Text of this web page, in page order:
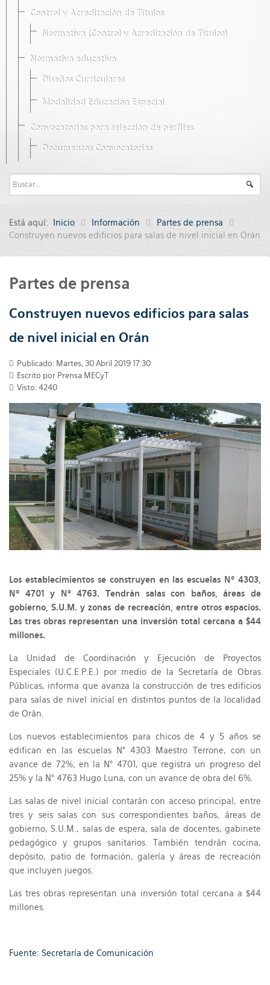
Control y Acreditación de Títulos
Normativa (Control y Acreditación de Títulos)
Normativa educativa
Diseños Curriculares
Modalidad Educación Especial
Convocatorias para selección de perfiles
Documentos Convocatorias
Está aquí: Inicio Información
Partes de prensa
Construyen nuevos edificios para salas de nivel inicial en Orán
Partes de prensa
Construyen nuevos edificios para salas
de nivel inicial en Orán
Publicado: Martes, 30 Abril 2019 17:30
Escrito por Prensa MECyT
Visto: 4240
Los establecimientos se construyen en las escuelas Nº 4303,
Nº 4701 y Nº 4763. Tendrán salas con baños, áreas de
gobierno, S.U.M. y zonas de recreación, entre otros espacios.
Las tres obras representan una inversión total cercana a $44
millones.
La Unidad de Coordinación y Ejecución de Proyectos
Especiales (U.C.E.P.E.) por medio de la Secretaría de Obras
Públicas, informa que avanza la construcción de tres edificios
para salas de nivel inicial en distintos puntos de la localidad
de Orán.
Los nuevos establecimientos para chicos de 4 y 5 años se
edifican en las escuelas N° 4303 Maestro Terrone, con un
avance de 72%; en la N° 4701, que registra un progreso del
25% y la N° 4763 Hugo Luna, con un avance de obra del 6%.
Las salas de nivel inicial contarán con acceso principal, entre
tres y seis salas con sus correspondientes baños, áreas de
gobierno, S.U.M., salas de espera, sala de docentes, gabinete
pedagógico y grupos sanitarios. También tendrán cocina,
depósito, patio de formación, galería y áreas de recreación
que incluyen juegos.
Las tres obras representan una inversión total cercana a $44
millones.
Fuente: Secretaría de Comunicación